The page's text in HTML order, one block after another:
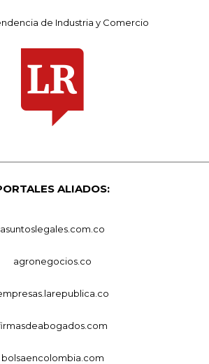
de Industria y Comercio
ALIADOS:
asuntoslegales.com.co
agronegocios.co
bolsaencolombia.com